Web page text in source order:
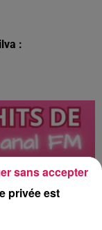
:
privée est
sans accepter